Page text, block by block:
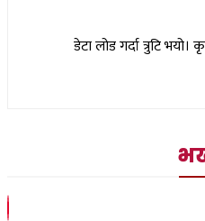
डेटा लोड गर्दा त्रुटि भयो।